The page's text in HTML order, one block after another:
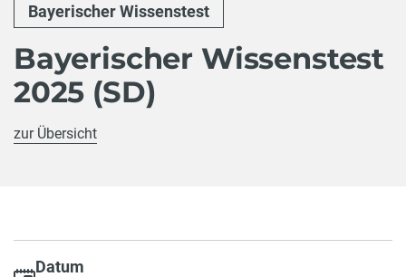
Bayerischer Wissenstest
Bayerischer Wissenstest
2025 (SD)
zur Übersicht
Datum